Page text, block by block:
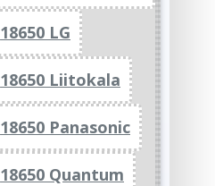
18650 LG
18650 Liitokala
18650 Panasonic
18650 Quantum